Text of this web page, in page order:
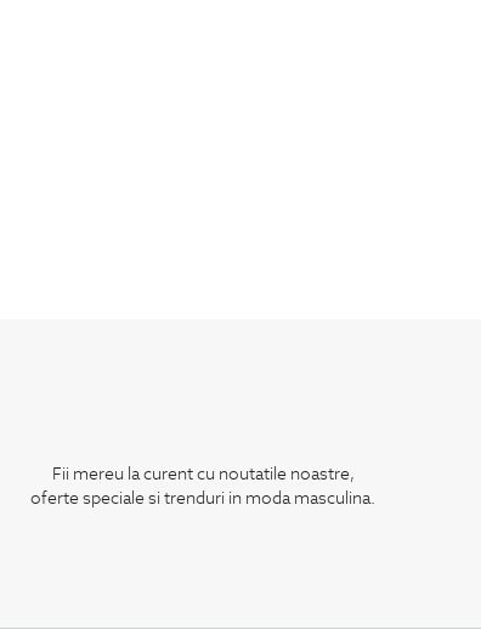
Fii mereu la curent cu noutatile noastre,
oferte speciale si trenduri in moda masculina.